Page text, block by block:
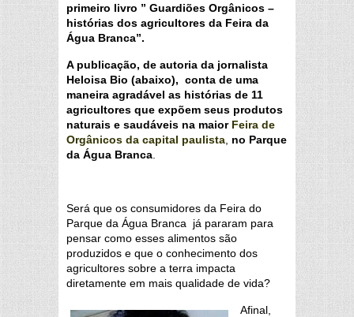
primeiro livro ” Guardiões Orgânicos –
histórias dos agricultores da Feira da
Água Branca”.
A publicação, de autoria da jornalista
Heloisa Bio (abaixo), conta de uma
maneira agradável as histórias de 11
agricultores que expõem seus produtos
naturais e saudáveis na maior Feira de
Orgânicos da capital paulista no Parque
da Água Branca
Será que os consumidores da Feira do
Parque da Água Branca já pararam para
pensar como esses alimentos são
produzidos e que o conhecimento dos
agricultores sobre a terra impacta
diretamente em mais qualidade de vida?
Afinal,